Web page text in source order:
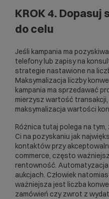
KROK 4.
do celu
Jeśli kampania ma
telefony lub zapisy na
strategie nastawione na
Maksymalizacja liczby
kampania ma sprzedawać
mierzysz wartość
maksymalizacja wartości
Różnica tutaj polega na
Ci na pozyskaniu jak
kontaktów przy
commerce, często
rentowność.
aukcjach. Człowiek
ważniejsza jest liczba
zamówień czy zwrot z